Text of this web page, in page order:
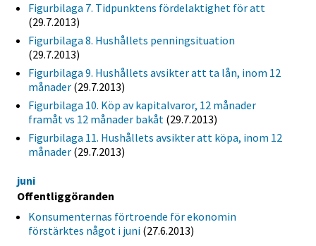
Figurbilaga 7. Tidpunktens fördelaktighet för att
(29.7.2013)
Figurbilaga 8. Hushållets penningsituation
(29.7.2013)
Figurbilaga 9. Hushållets avsikter att ta lån, inom 12
månader (29.7.2013)
Figurbilaga 10. Köp av kapitalvaror, 12 månader
framåt vs 12 månader bakåt (29.7.2013)
Figurbilaga 11. Hushållets avsikter att köpa, inom 12
månader (29.7.2013)
juni
Offentliggöranden
Konsumenternas förtroende för ekonomin
förstärktes något i juni (27.6.2013)